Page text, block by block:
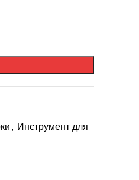
, Инструмент для